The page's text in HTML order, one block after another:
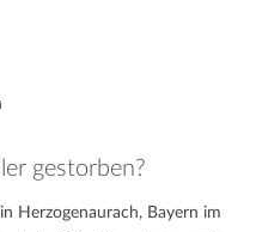
gestorben?
Herzogenaurach, Bayern im